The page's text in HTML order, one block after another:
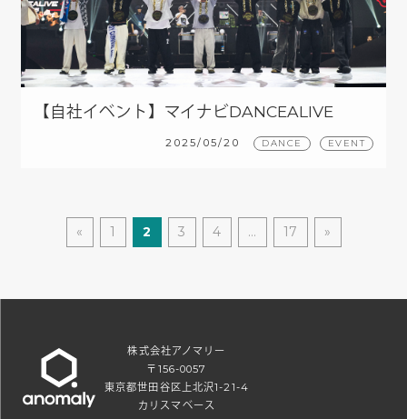
【自社イベント】マイナビDANCEALIVE
2025/05/20 DANCE EVENT
« 1 2 3 4 … 17 »
株式会社アノマリー
〒156-0057
東京都世田谷区上北沢1-21-4
カリスマベース